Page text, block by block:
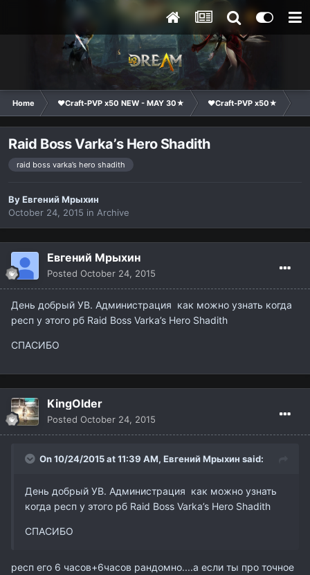
Home ❤Craft-PVP x50 NEW - MAY 30★ ❤Craft-PVP x50★
Raid Boss Varka’s Hero Shadith
raid boss varka’s hero shadith
ByЕвгений Мрыхин
October 24, 2015 in Archive
Евгений Мрыхин
Posted October 24, 2015
День добрый УВ. Администрация как можно узнать когда
респ у этого рб Raid Boss Varka’s Hero Shadith
СПАСИБО
KingOlder
Posted October 24, 2015
On 10/24/2015 at 11:39 AM, Евгений Мрыхин said:
День добрый УВ. Администрация как можно узнать
когда респ у этого рб Raid Boss Varka’s Hero Shadith
СПАСИБО
респ его 6 часов+6часов рандомно....а если ты про точное